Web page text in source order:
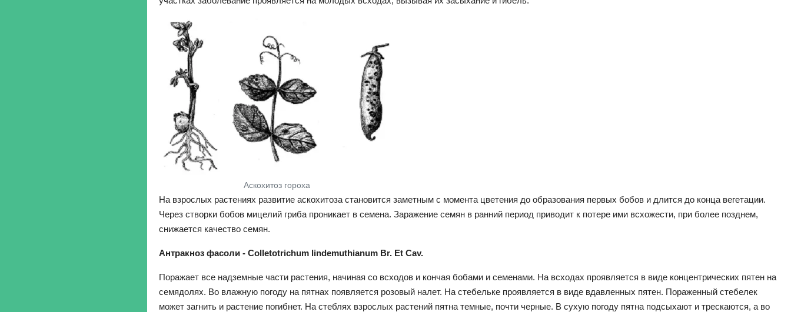
Аскохитоз гороха
На взрослых растениях развитие аскохитоза становится заметным с момента цветения до образования первых бобов и длится до конца вегетации.
Через створки бобов мицелий гриба проникает в семена. Заражение семян в ранний период приводит к потере ими всхожести, при более позднем,
снижается качество семян.
Антракноз фасоли - Colletotrichum lindemuthianum Br. Et Cav.
Поражает все надземные части растения, начиная со всходов и кончая бобами и семенами. На всходах проявляется в виде концентрических пятен на
семядолях. Во влажную погоду на пятнах появляется розовый налет. На стебельке проявляется в виде вдавленных пятен. Пораженный стебелек
может загнить и растение погибнет. На стеблях взрослых растений пятна темные, почти черные. В сухую погоду пятна подсыхают и трескаются, а во